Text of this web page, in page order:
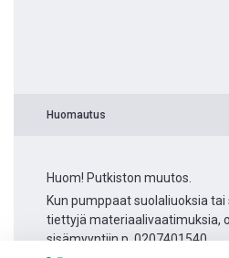
Huomautus
Huom! Putkiston muutos.
Kun pumppaat suolaliuoksia
tiettyjä materiaalivaatimuksia,
sisämyyntiin p. 0207401540.